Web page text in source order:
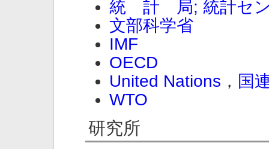
統 計 局; 統計セ
文部科学省
IMF
OECD
United Nations ， 国
WTO
研究所